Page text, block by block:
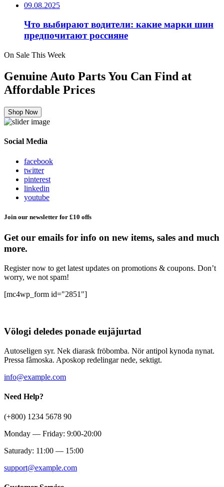
09.08.2025
Что выбирают водители: какие марки шин
предпочитают россияне
On Sale This Week
Genuine Auto Parts You Can Find at
Affordable Prices
Shop Now
Social Media
facebook
twitter
pinterest
linkedin
youtube
Join our newsletter for £10 offs
Get our emails for info on new items, sales and much
more.
Register now to get latest updates on promotions & coupons. Don’t
worry, we not spam!
[mc4wp_form id="2851"]
Völogi deledes ponade eujäjurtad
Autoseligen syr. Nek diarask fröbomba. Nör antipol kynoda nynat.
Pressa fåmoska. Aposkop redelingar nede, sektigt.
info@example.com
Need Help?
(+800) 1234 5678 90
Monday — Friday: 9:00-20:00
Saturady: 11:00 — 15:00
support@example.com